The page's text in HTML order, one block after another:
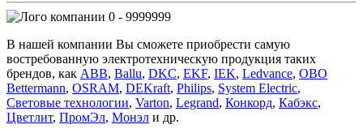
0 - 9999999
В нашей компании Вы сможете приобрести самую
востребованную электротехническую продукция таких
брендов, как ABB, Ballu, DKC, EKF, IEK, Ledvance, OBO
Bettermann, OSRAM, DEKraft, Philips, System Electric,
Световые технологии, Varton, Legrand, Конкорд, Кабэкс,
Цветлит, ПромЭл, Монэл и др.